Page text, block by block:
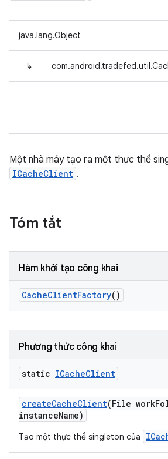
java.lang.Object
↳
Một nhà máy tạo ra một thực thể
ICacheClient .
Tóm tắt
Hàm khởi tạo công khai
CacheClientFactory()
Phương thức công khai
static ICacheClient
createCacheClient(File work
instanceName)
Tạo một thực thể singleton của